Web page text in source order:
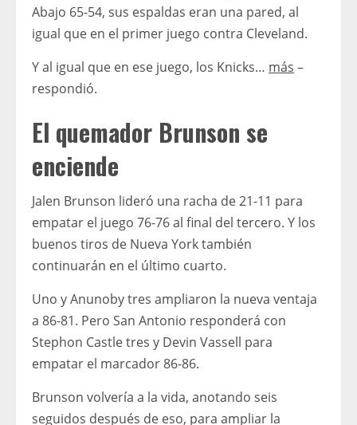
Abajo 65-54, sus espaldas eran una pared, al
igual que en el primer juego contra Cleveland.
Y al igual que en ese juego, los Knicks… más –
respondió.
El quemador Brunson se
enciende
Jalen Brunson lideró una racha de 21-11 para
empatar el juego 76-76 al final del tercero. Y los
buenos tiros de Nueva York también
continuarán en el último cuarto.
Uno y Anunoby tres ampliaron la nueva ventaja
a 86-81. Pero San Antonio responderá con
Stephon Castle tres y Devin Vassell para
empatar el marcador 86-86.
Brunson volvería a la vida, anotando seis
seguidos después de eso, para ampliar la